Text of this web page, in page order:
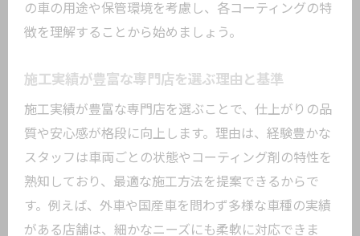
の車の用途や保管環境を考慮し、各コーティングの特
徴を理解することから始めましょう。
施工実績が豊富な専門店を選ぶ理由と基準
施工実績が豊富な専門店を選ぶことで、仕上がりの品
質や安心感が格段に向上します。理由は、経験豊かな
スタッフは車両ごとの状態やコーティング剤の特性を
熟知しており、最適な施工方法を提案できるからで
す。例えば、外車や国産車を問わず多様な車種の実績
がある店舗は、細かなニーズにも柔軟に対応できま